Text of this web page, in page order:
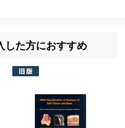
した方におすすめ